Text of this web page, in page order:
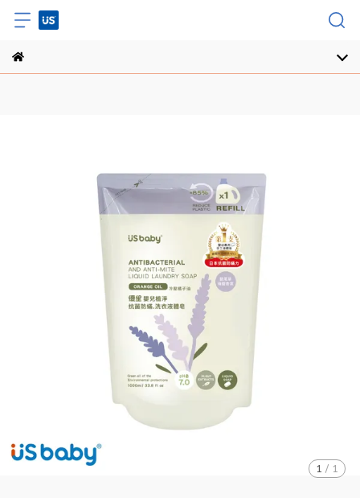
1 / 1